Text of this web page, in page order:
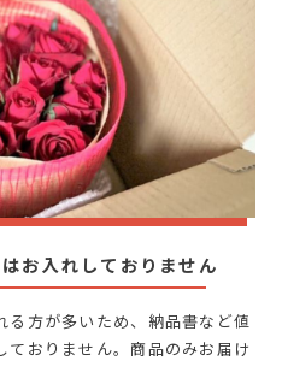
お入れしておりません
る方が多いため、納品書など値
おりません。商品のみお届け